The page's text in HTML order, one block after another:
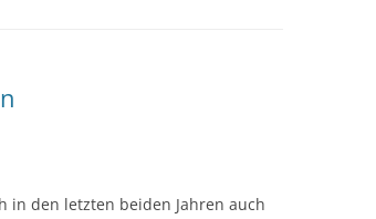
in den letzten beiden Jahren auch